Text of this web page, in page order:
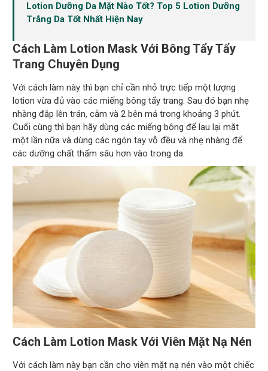
Lotion Dưỡng Da Mặt Nào Tốt? Top 5 Lotion Dưỡng
Trắng Da Tốt Nhất Hiện Nay
Cách Làm Lotion Mask Với Bông Tẩy Tẩy
Trang Chuyên Dụng
Với cách làm này thì bạn chỉ cần nhỏ trực tiếp một lượng
lotion vừa đủ vào các miếng bông tẩy trang. Sau đó bạn nhẹ
nhàng đắp lên trán, cằm và 2 bên má trong khoảng 3 phút.
Cuối cùng thì bạn hãy dùng các miếng bông để lau lại mặt
một lần nữa và dùng các ngón tay vỗ đều và nhẹ nhàng để
các dưỡng chất thấm sâu hơn vào trong da.
Cách Làm Lotion Mask Với Viên Mặt Nạ Nén
Với cách làm này bạn cần cho viên mặt nạ nén vào một chiếc